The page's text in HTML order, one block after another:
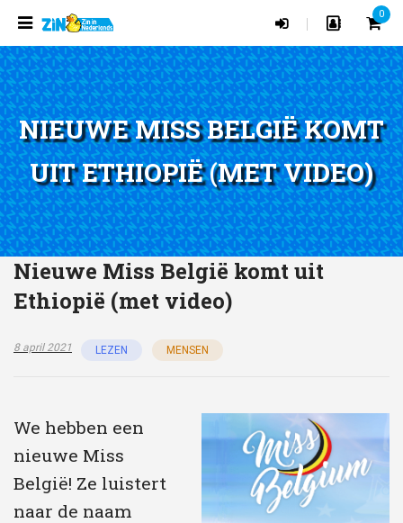
NIEUWE MISS BELGIË KOMT
UIT ETHIOPIË (MET VIDEO)
Nieuwe Miss België komt uit
Ethiopië (met video)
8 april 2021 LEZEN MENSEN
We hebben een
nieuwe Miss
België! Ze luistert
naar de naam
|
0